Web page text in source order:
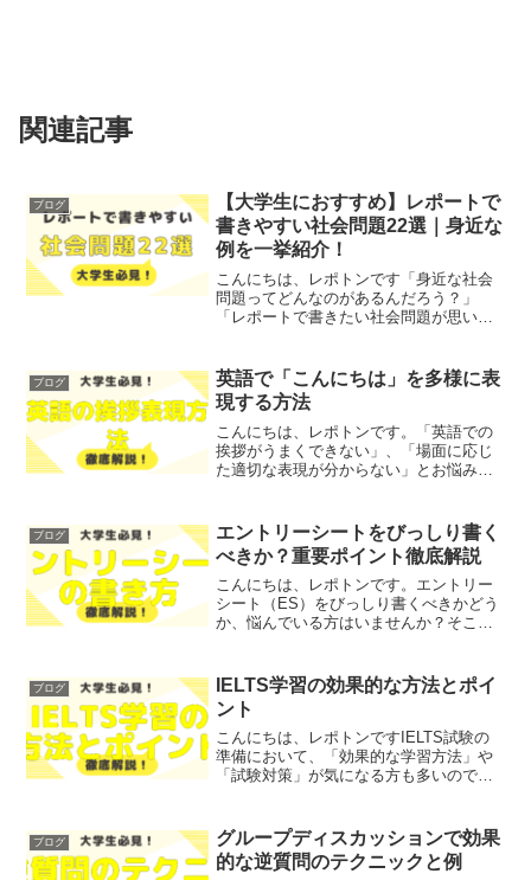
関連記事
ブログ
【大学生におすすめ】レポートで
書きやすい社会問題22選｜身近な
例を一挙紹介！
こんにちは、レポトンです「身近な社会
問題ってどんなのがあるんだろう？」
「レポートで書きたい社会問題が思いつ
る方も多いのではないでしょうか？レポ
トンレポートに書きやすい社...
ブログ
英語で「こんにちは」を多様に表
現する方法
こんにちは、レポトンです。「英語での
挨拶がうまくできない」、「場面に応じ
た適切な表現が分からない」とお悩みで
ションを、わかりやすく解説します！レ
ポトンこの記事は次のよう...
ブログ
エントリーシートをびっしり書く
べきか？重要ポイント徹底解説
こんにちは、レポトンです。エントリー
シート（ES）をびっしり書くべきかどう
か、悩んでいる方はいませんか？そこで
す！レポトンこの記事は次のような人に
おすすめ！エントリーシ...
ブログ
IELTS学習の効果的な方法とポイ
ント
こんにちは、レポトンですIELTS試験の
準備において、「効果的な学習方法」や
「試験対策」が気になる方も多いのでは
りやすく解説します！レポトンこの記事
は次のような人に...
ブログ
グループディスカッションで効果
的な逆質問のテクニックと例